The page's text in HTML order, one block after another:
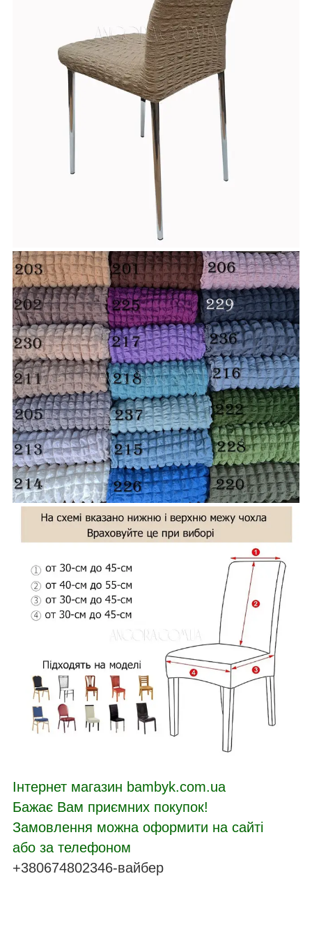
Інтернет магазин bambyk.com.ua
Бажає Вам приємних покупок!
Замовлення можна оформити на сайті
або за телефоном
+380674802346-вайбер